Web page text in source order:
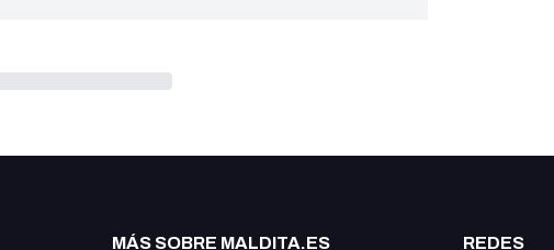
MÁS SOBRE MALDITA.ES REDES